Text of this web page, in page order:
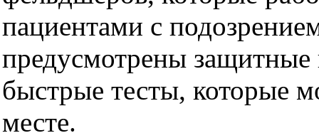
пациентами с
предусмотрены
быстрые тесты, которые
месте.